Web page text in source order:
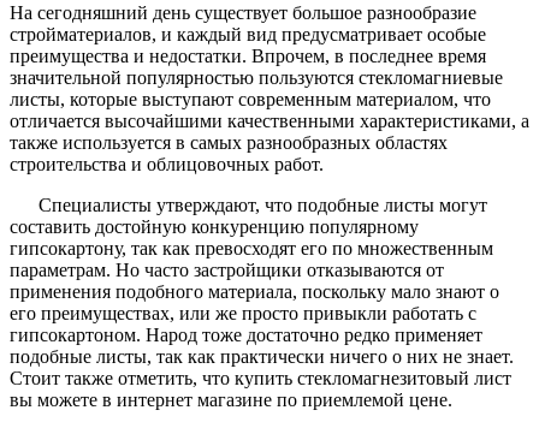
На сегодняшний день существует большое разнообразие
стройматериалов, и каждый вид предусматривает особые
преимущества и недостатки. Впрочем, в последнее время
значительной популярностью пользуются стекломагниевые
листы, которые выступают современным материалом, что
отличается высочайшими качественными характеристиками, а
также используется в самых разнообразных областях
строительства и облицовочных работ.
Специалисты утверждают, что подобные листы могут
составить достойную конкуренцию популярному
гипсокартону, так как превосходят его по множественным
параметрам. Но часто застройщики отказываются от
применения подобного материала, поскольку мало знают о
его преимуществах, или же просто привыкли работать с
гипсокартоном. Народ тоже достаточно редко применяет
подобные листы, так как практически ничего о них не знает.
Стоит также отметить, что купить стекломагнезитовый лист
вы можете в интернет магазине по приемлемой цене.